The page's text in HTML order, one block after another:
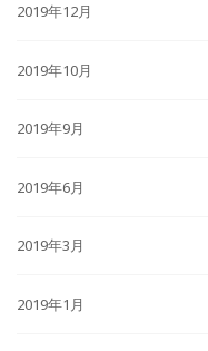
2019年12月
2019年10月
2019年9月
2019年6月
2019年3月
2019年1月